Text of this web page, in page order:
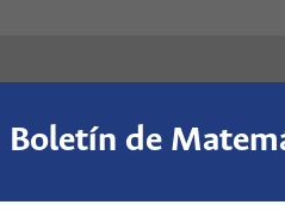
Boletín de